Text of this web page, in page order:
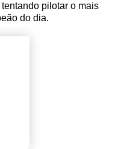
pilotar o mais
do dia.